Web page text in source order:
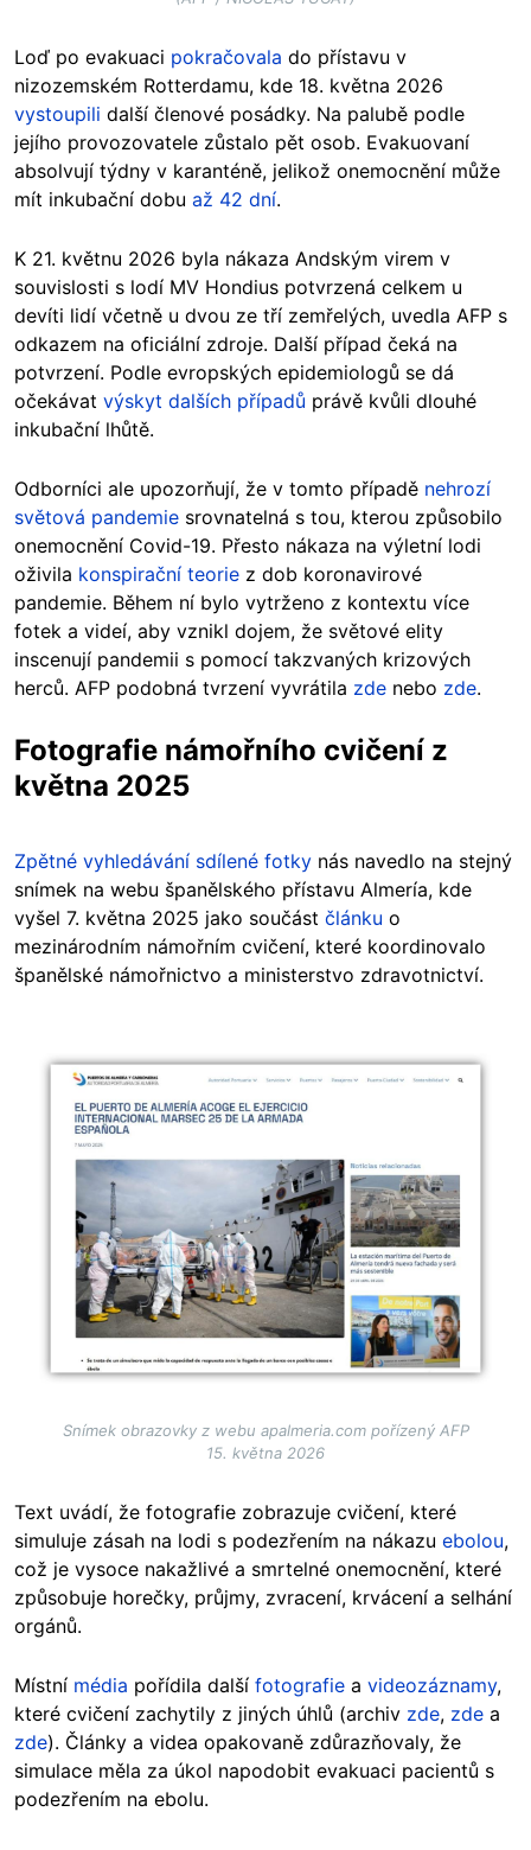
Loď po evakuaci pokračovala do přístavu v
nizozemském Rotterdamu, kde 18. května 2026
vystoupili další členové posádky. Na palubě podle
jejího provozovatele zůstalo pět osob. Evakuovaní
absolvují týdny v karanténě, jelikož onemocnění může
mít inkubační dobu až 42 dní.
K 21. květnu 2026 byla nákaza Andským virem v
souvislosti s lodí MV Hondius potvrzená celkem u
devíti lidí včetně u dvou ze tří zemřelých, uvedla AFP s
odkazem na oficiální zdroje. Další případ čeká na
potvrzení. Podle evropských epidemiologů se dá
očekávat výskyt dalších případů právě kvůli dlouhé
inkubační lhůtě.
Odborníci ale upozorňují, že v tomto případě nehrozí
světová pandemie srovnatelná s tou, kterou způsobilo
onemocnění Covid-19. Přesto nákaza na výletní lodi
oživila konspirační teorie z dob koronavirové
pandemie. Během ní bylo vytrženo z kontextu více
fotek a videí, aby vznikl dojem, že světové elity
inscenují pandemii s pomocí takzvaných krizových
herců. AFP podobná tvrzení vyvrátila zde nebo zde.
Fotografie námořního cvičení z
května 2025
Zpětné vyhledávání sdílené fotky nás navedlo na stejný
snímek na webu španělského přístavu Almería, kde
vyšel 7. května 2025 jako součást článku o
mezinárodním námořním cvičení, které koordinovalo
španělské námořnictvo a ministerstvo zdravotnictví.
Image
Snímek obrazovky z webu apalmeria.com pořízený AFP
15. května 2026
Text uvádí, že fotografie zobrazuje cvičení, které
simuluje zásah na lodi s podezřením na nákazu ebolou,
což je vysoce nakažlivé a smrtelné onemocnění, které
způsobuje horečky, průjmy, zvracení, krvácení a selhání
orgánů.
Místní média pořídila další fotografie a videozáznamy,
které cvičení zachytily z jiných úhlů (archiv zde, zde a
zde). Články a videa opakovaně zdůrazňovaly, že
simulace měla za úkol napodobit evakuaci pacientů s
podezřením na ebolu.